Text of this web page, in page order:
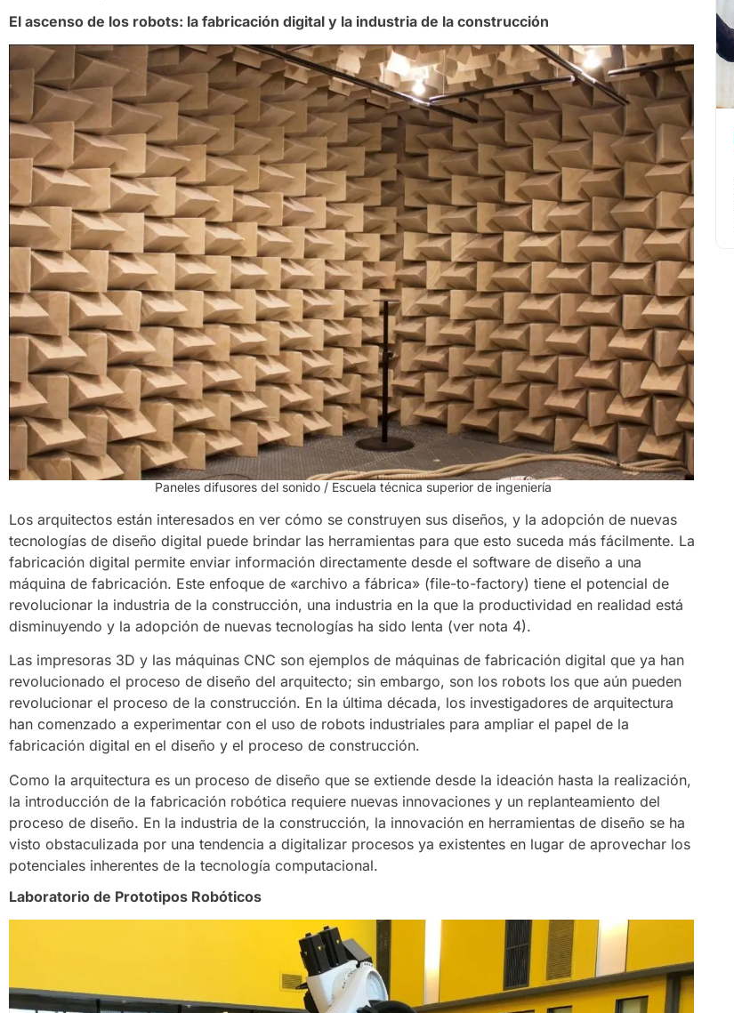
El ascenso de los robots: la fabricación digital y la industria de la construcción
Paneles difusores del sonido / Escuela técnica superior de ingeniería
Los arquitectos están interesados en ver cómo se construyen sus diseños, y la adopción de nuevas
tecnologías de diseño digital puede brindar las herramientas para que esto suceda más fácilmente. La
fabricación digital permite enviar información directamente desde el software de diseño a una
máquina de fabricación. Este enfoque de «archivo a fábrica» (file-to-factory) tiene el potencial de
revolucionar la industria de la construcción, una industria en la que la productividad en realidad está
disminuyendo y la adopción de nuevas tecnologías ha sido lenta (ver nota 4).
Las impresoras 3D y las máquinas CNC son ejemplos de máquinas de fabricación digital que ya han
revolucionado el proceso de diseño del arquitecto; sin embargo, son los robots los que aún pueden
revolucionar el proceso de la construcción. En la última década, los investigadores de arquitectura
han comenzado a experimentar con el uso de robots industriales para ampliar el papel de la
fabricación digital en el diseño y el proceso de construcción.
Como la arquitectura es un proceso de diseño que se extiende desde la ideación hasta la realización,
la introducción de la fabricación robótica requiere nuevas innovaciones y un replanteamiento del
proceso de diseño. En la industria de la construcción, la innovación en herramientas de diseño se ha
visto obstaculizada por una tendencia a digitalizar procesos ya existentes en lugar de aprovechar los
potenciales inherentes de la tecnología computacional.
Laboratorio de Prototipos Robóticos